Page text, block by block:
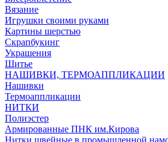
Вязание
Игрушки своими руками
Картины шерстью
Скрапбукинг
Украшения
Шитье
НАШИВКИ, ТЕРМОАППЛИКАЦИИ
Нашивки
Термоаппликации
НИТКИ
Полиэстер
Армированные ПНК им.Кирова
Нитки швейные в промышленной